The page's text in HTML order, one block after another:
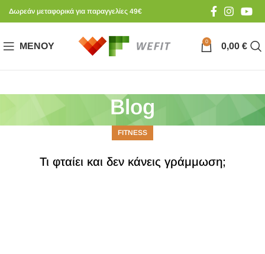
Δωρεάν μεταφορικά για παραγγελίες 49€
ΜΕΝΟΎ 0 0,00 €
Blog
FITNESS
Τι φταίει και δεν κάνεις γράμμωση;